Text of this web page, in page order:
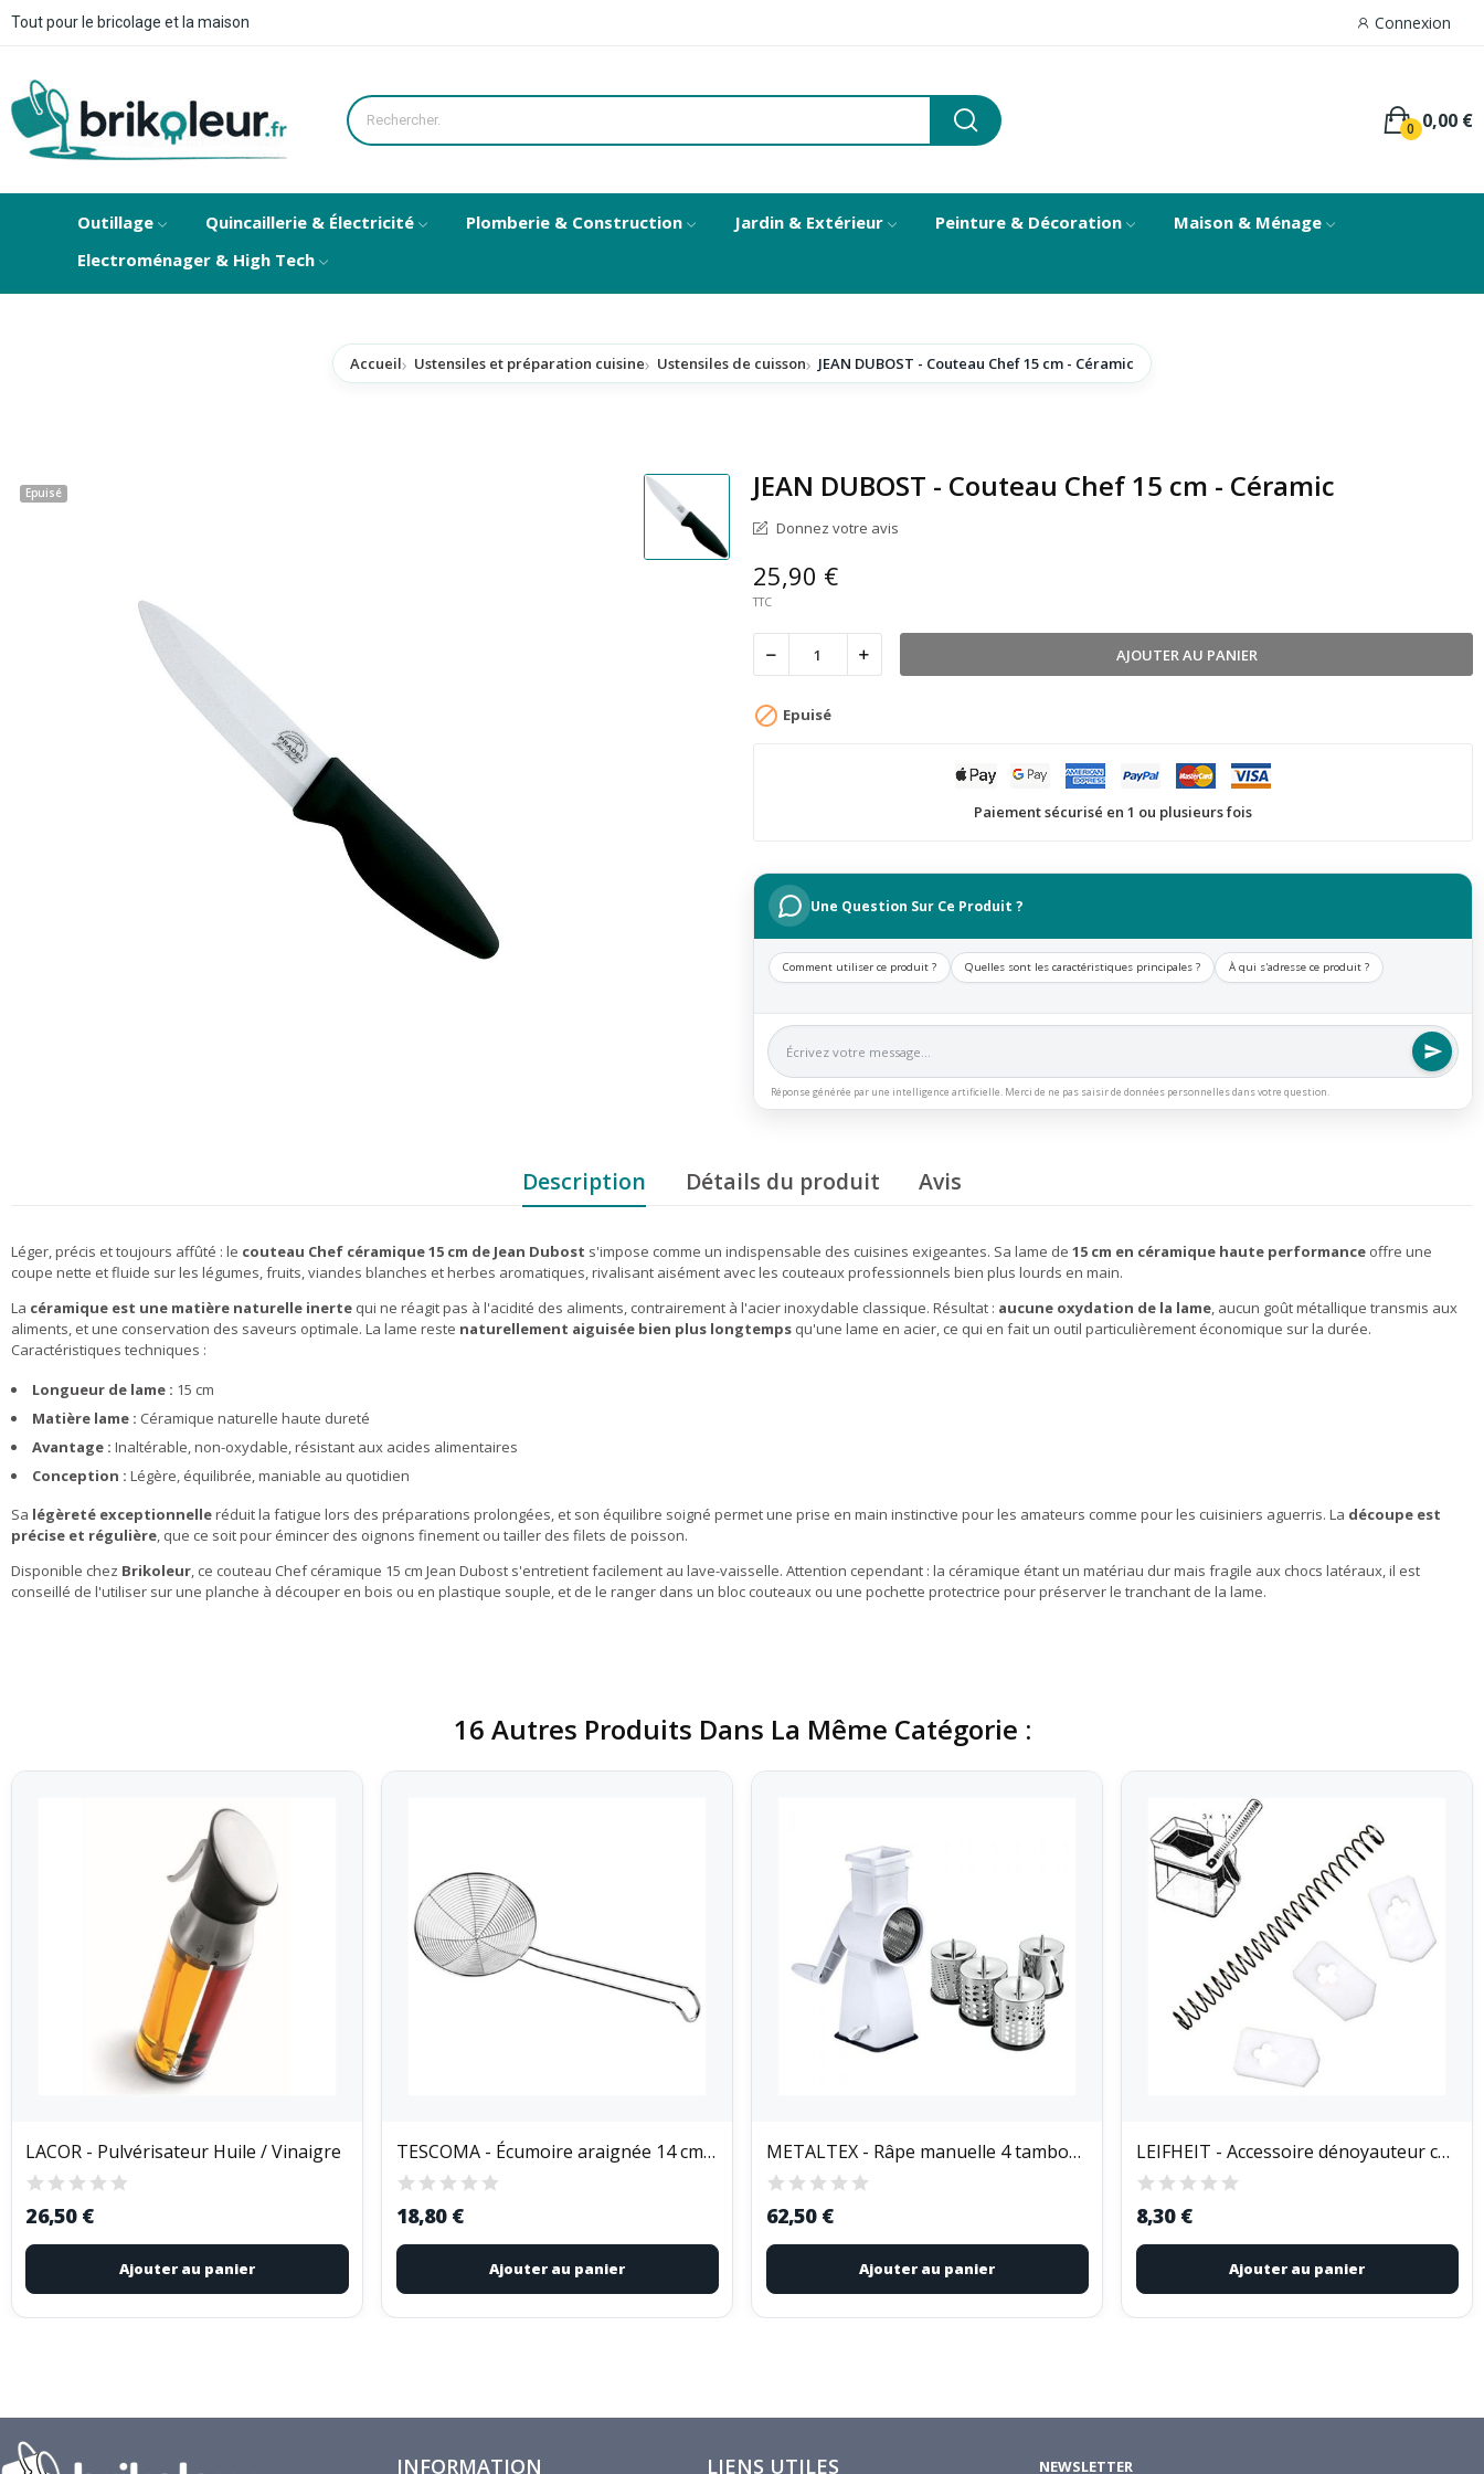
Tout pour le bricolage et la maison Connexion
0,00 €
0
Outillage Quincaillerie & Électricité Plomberie & Construction Jardin & Extérieur Peinture & Décoration
Maison & Ménage
Electroménager & High Tech
Accueil Ustensiles et préparation cuisine Ustensiles de cuisson JEAN DUBOST - Couteau Chef 15 cm - Céramic
Epuisé JEAN DUBOST - Couteau Chef 15 cm - Céramic
Donnez votre avis
25,90 €
TTC
AJOUTER AU PANIER
 Epuisé
Paiement sécurisé en 1 ou plusieurs fois
Une Question Sur Ce Produit ?
Comment utiliser ce produit ? Quelles sont les caractéristiques principales ? À qui s'adresse ce produit ?
Réponse générée par une intelligence artificielle. Merci de ne pas saisir de données personnelles dans votre question.
Description Détails du produit Avis
Léger, précis et toujours affûté : le couteau Chef céramique 15 cm de Jean Dubost s'impose comme un indispensable des cuisines exigeantes. Sa lame de 15 cm en céramique haute performance offre une
coupe nette et fluide sur les légumes, fruits, viandes blanches et herbes aromatiques, rivalisant aisément avec les couteaux professionnels bien plus lourds en main.
La céramique est une matière naturelle inerte qui ne réagit pas à l'acidité des aliments, contrairement à l'acier inoxydable classique. Résultat : aucune oxydation de la lame, aucun goût métallique transmis aux
aliments, et une conservation des saveurs optimale. La lame reste naturellement aiguisée bien plus longtemps qu'une lame en acier, ce qui en fait un outil particulièrement économique sur la durée.
Caractéristiques techniques :
Longueur de lame : 15 cm
Matière lame : Céramique naturelle haute dureté
Avantage : Inaltérable, non-oxydable, résistant aux acides alimentaires
Conception : Légère, équilibrée, maniable au quotidien
Sa légèreté exceptionnelleréduit la fatigue lors des préparations prolongées, et son équilibre soigné permet une prise en main instinctive pour les amateurs comme pour les cuisiniers aguerris. La découpe est
précise et régulière, que ce soit pour émincer des oignons finement ou tailler des filets de poisson.
Disponible chez Brikoleur, ce couteau Chef céramique 15 cm Jean Dubost s'entretient facilement au lave-vaisselle. Attention cependant : la céramique étant un matériau dur mais fragile aux chocs latéraux, il est
conseillé de l'utiliser sur une planche à découper en bois ou en plastique souple, et de le ranger dans un bloc couteaux ou une pochette protectrice pour préserver le tranchant de la lame.
16 Autres Produits Dans La Même Catégorie :
LACOR - Pulvérisateur Huile / Vinaigre
26,50 €
Ajouter au panier
TESCOMA - Écumoire araignée 14 cm - GrandChef
18,80 €
Ajouter au panier
METALTEX - Râpe manuelle 4 tambours - Flash
62,50 €
Ajouter au panier
LEIFHEIT - Accessoire dénoyauteur chery 37202
8,30 €
Ajouter au panier
INFORMATION LIENS UTILES NEWSLETTER